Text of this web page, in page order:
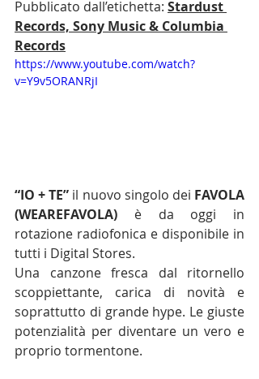
Pubblicato dall’etichetta: Stardust
Records, Sony Music & Columbia
Records
https://www.youtube.com/watch?
v=Y9v5ORANRjI
“IO + TE” il nuovo singolo dei FAVOLA
(WEAREFAVOLA) è da oggi in
rotazione radiofonica e disponibile in
tutti i Digital Stores.
Una canzone fresca dal ritornello
scoppiettante, carica di novità e
soprattutto di grande hype. Le giuste
potenzialità per diventare un vero e
proprio tormentone.